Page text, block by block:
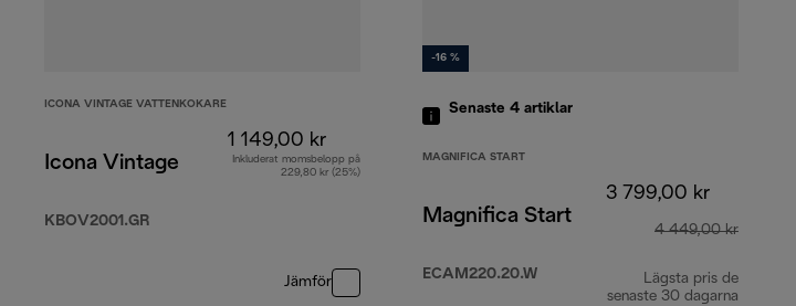
ICONA VINTAGE VATTENKOKARE
Icona Vintage
KBOV2001.GR
1 149,00 kr
Inkluderat momsbelopp på
229,80 kr (25%)
Jämför
-16 %
Senaste 4 artiklar
MAGNIFICA START
Magnifica Start
ECAM220.20.W
3 799,00 kr
4 449,00 kr
Lägsta pris de
senaste 30 dagarna